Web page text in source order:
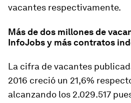
vacantes respectivamente.
Más de dos millones de
InfoJobs y más contratos
La cifra de vacantes
2016 creció un 21,6%
alcanzando los 2.029.517